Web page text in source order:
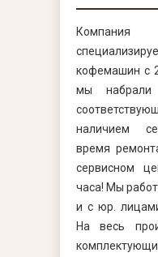
кофемашин с
мы
наличием
время
сервисном
часа! Мы
и с юр.
На весь